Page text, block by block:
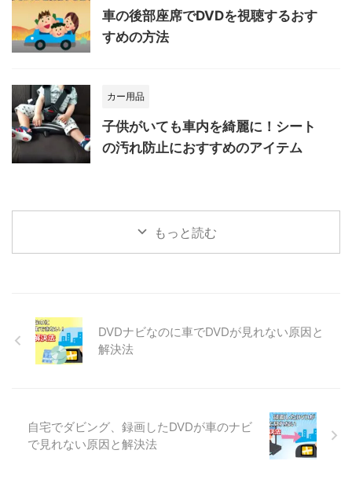
車の後部座席でDVDを視聴するおす
すめの方法
カー用品
子供がいても車内を綺麗に！シート
の汚れ防止におすすめのアイテム
もっと読む
DVDナビなのに車でDVDが見れない原因と
解決法
自宅でダビング、録画したDVDが車のナビ
で見れない原因と解決法